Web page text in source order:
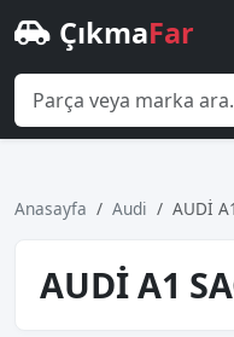
ÇıkmaFar
Anasayfa Audi AUDİ
AUDİ A1